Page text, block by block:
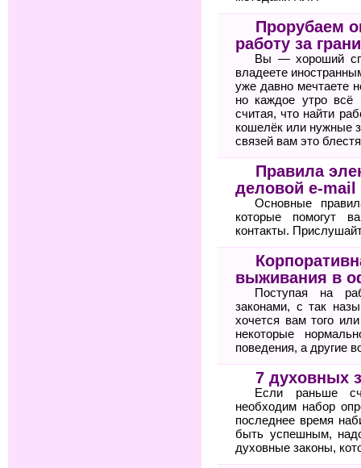
Прорубаем
работу за
Вы — хороший
владеете
уже давно мечтаете
но каждое утро всё
считая, что найти
кошелёк или нужные
связей вам это
Правила
деловой e-mail
Основные
которые помогут
контакты.
выживания в
Поступая на
законами, с так
хочется вам того
некоторые
поведения, а другие
7 духовных
Если раньше
необходим набор
последнее время
быть успешным,
духовные законы,